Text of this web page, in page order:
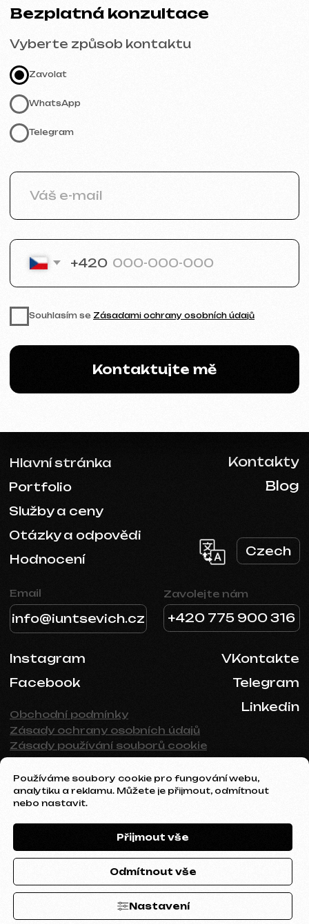
Používáme soubory cookie pro fungování webu,
analytiku a reklamu. Můžete je přijmout, odmítnout
nebo nastavit.
Přijmout vše
Odmítnout vše
Nastavení